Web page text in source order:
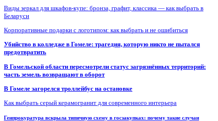
Виды зеркал для шкафов-купе: бронза, графит, классика — как выбрать в
Беларуси
Корпоративные подарки с логотипом: как выбрать и не ошибиться
Убийство в колледже в Гомеле: трагедия, которую никто не пытался
предотвратить
В Гомельской области пересмотрели статус загрязнённых территорий:
часть земель возвращают в оборот
В Гомеле загорелся троллейбус на остановке
Как выбрать серый керамогранит для современного интерьера
Генпрокуратура вскрыла типичную схему в госзакупках: почему такие случаи